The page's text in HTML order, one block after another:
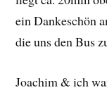
ein Dankeschön
die uns den Bus
Joachim & ich